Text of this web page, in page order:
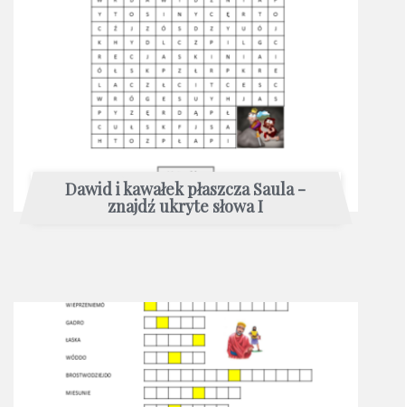
Dawid i kawałek płaszcza Saula -
znajdź ukryte słowa I